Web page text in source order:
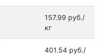
157.99 руб./
кг
401.54 руб./